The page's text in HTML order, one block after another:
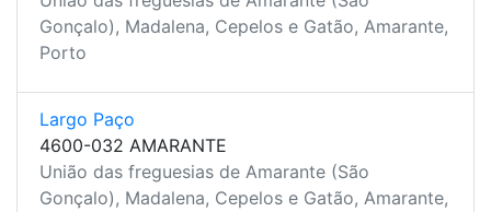
Gonçalo), Madalena, Cepelos e Gatão, Amarante,
Porto
Largo Paço
4600-032 AMARANTE
União das freguesias de Amarante (São
Gonçalo), Madalena, Cepelos e Gatão, Amarante,